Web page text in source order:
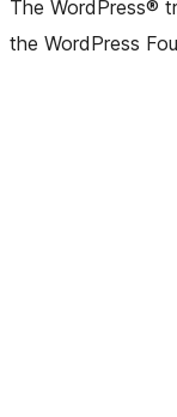
The WordPress®
the WordPress